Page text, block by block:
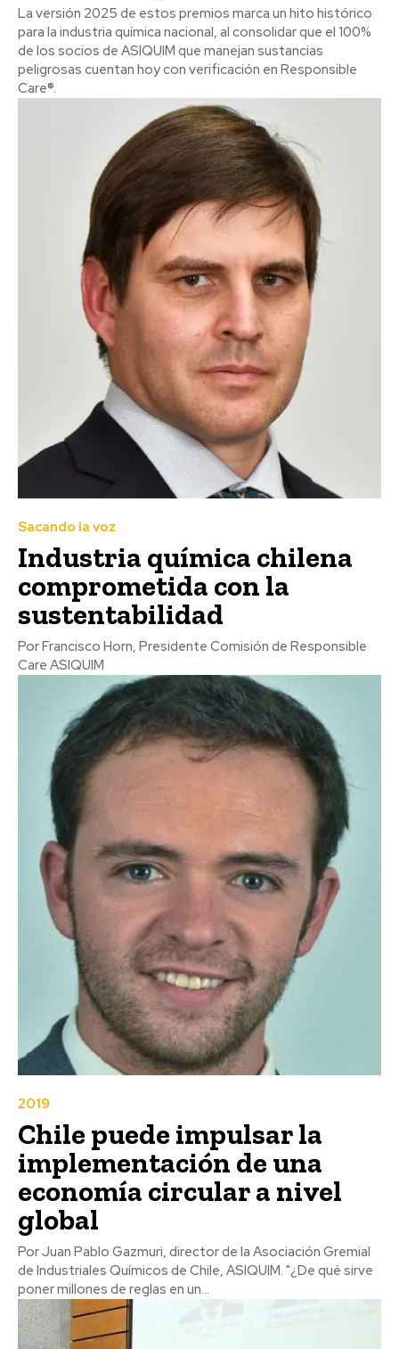
La versión 2025 de estos premios marca un hito histórico
para la industria química nacional, al consolidar que el 100%
de los socios de ASIQUIM que manejan sustancias
peligrosas cuentan hoy con verificación en Responsible
Care®.
Sacando la voz
Industria química chilena
comprometida con la
sustentabilidad
Por Francisco Horn, Presidente Comisión de Responsible
Care ASIQUIM
2019
Chile puede impulsar la
implementación de una
economía circular a nivel
global
Por Juan Pablo Gazmuri, director de la Asociación Gremial
de Industriales Químicos de Chile, ASIQUIM. "¿De qué sirve
poner millones de reglas en un...